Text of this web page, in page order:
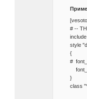
# --
style
{
#
}
class